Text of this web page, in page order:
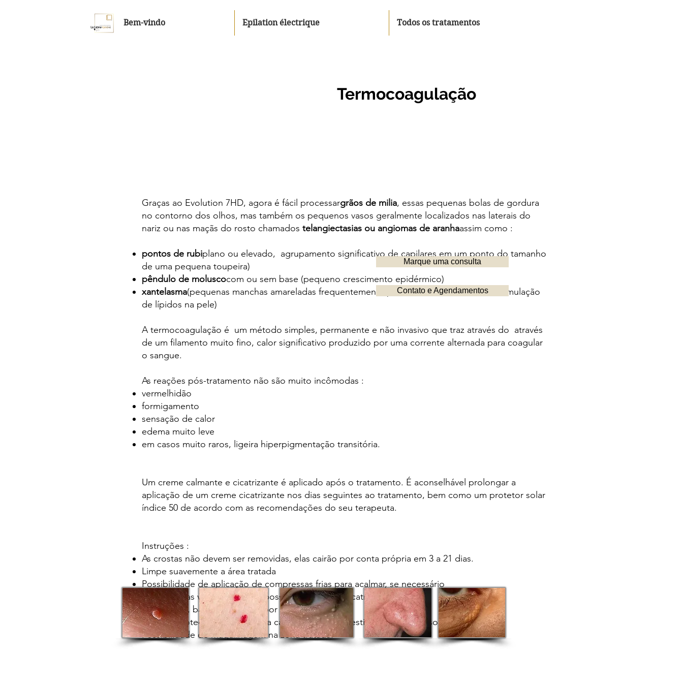
Bem-vindo Epilation électrique Todos os tratamentos
Termocoagulação
Graças ao Evolution 7HD, agora é fácil processargrãos de milia, essas pequenas bolas de gordura
no contorno dos olhos, mas também os pequenos vasos geralmente localizados nas laterais do
nariz ou nas maçãs do rosto chamados telangiectasias ou angiomas de aranhaassim como :
pontos de rubiplano ou elevado, agrupamento significativo de capilares em um ponto do tamanho
de uma pequena toupeira)
pêndulo de moluscocom ou sem base (pequeno crescimento epidérmico)
xantelasma(pequenas manchas amareladas frequentemente perto dos olhos devido à acumulação
de lípidos na pele)
A termocoagulação é um método simples, permanente e não invasivo que traz através do através
de um filamento muito fino, calor significativo produzido por uma corrente alternada para coagular
o sangue.
As reações pós-tratamento não são muito incômodas :
vermelhidão
formigamento
sensação de calor
edema muito leve
em casos muito raros, ligeira hiperpigmentação transitória.
Um creme calmante e cicatrizante é aplicado após o tratamento. É aconselhável prolongar a
aplicação de um creme cicatrizante nos dias seguintes ao tratamento, bem como um protetor solar
índice 50 de acordo com as recomendações do seu terapeuta.
Instruções :
As crostas não devem ser removidas, elas cairão por conta própria em 3 a 21 dias.
Limpe suavemente a área tratada
Possibilidade de aplicação de compressas frias para acalmar, se necessário
Aplicar várias vezes ao dia, se possível, um creme cicatrizante
Evite sauna, banho e piscinas por 48 horas
Aplique proteção solar FPS 50 a cada hora quando estiver exposto ao sol
Possibilidade de maquilhagem na zona tratada.
Contato e Agendamentos
Marque uma consulta